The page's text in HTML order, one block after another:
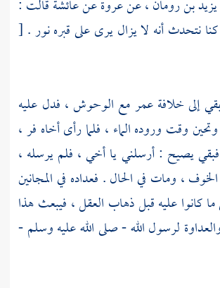
يزيد بن رومان، عنعروةعنعائشةقالت :
كنا نتحدث أنه لا يزال يرى على قبره نور . [
إلى خلافةعمرمع الوحوش ، فدل عليه
وقت وروده الماء ، فلما رأى أخاه فر ،
يصيح : أرسلني يا أخي ، فلم يرسله ،
، ومات في الحال . فعداده في المجانين
ما كانوا عليه قبل ذهاب العقل ، فيبعث هذا
لرسول الله - صلى الله عليه وسلم -